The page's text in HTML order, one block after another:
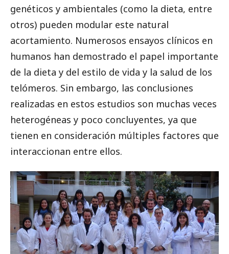
genéticos y ambientales (como la dieta, entre
otros) pueden modular este natural
acortamiento. Numerosos ensayos clínicos en
humanos han demostrado el papel importante
de la dieta y del estilo de vida y la salud de los
telómeros. Sin embargo, las conclusiones
realizadas en estos estudios son muchas veces
heterogéneas y poco concluyentes, ya que
tienen en consideración múltiples factores que
interaccionan entre ellos.